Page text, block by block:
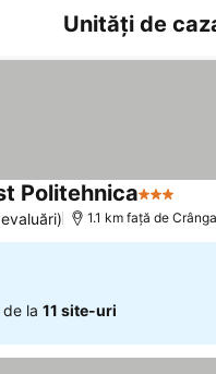
Unități de
Politehnica3 Stele
1.1 km faţă de
la 11 site-uri